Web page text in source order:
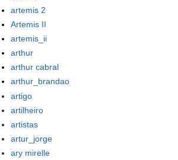
artemis 2
Artemis II
artemis_ii
arthur
arthur cabral
arthur_brandao
artigo
artilheiro
artistas
artur_jorge
ary mirelle